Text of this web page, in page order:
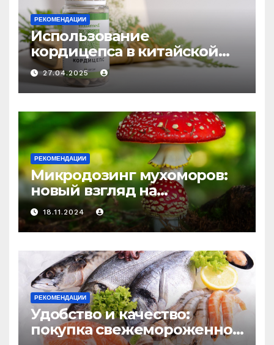
РЕКОМЕНДАЦИИ
Использование
кордицепса в китайской
медицине: природное
средство против усталости
и истощения
27.04.2025
РЕКОМЕНДАЦИИ
Микродозинг мухоморов:
новый взгляд на
психоделику
18.11.2024
РЕКОМЕНДАЦИИ
Удобство и качество:
покупка свежемороженной